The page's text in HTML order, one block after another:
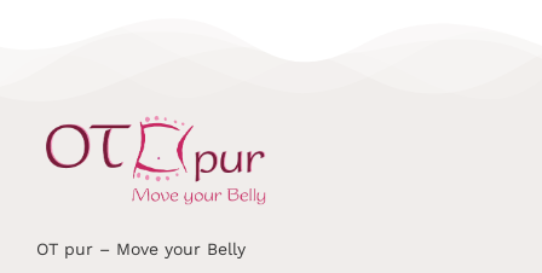
OT pur – Move your Belly